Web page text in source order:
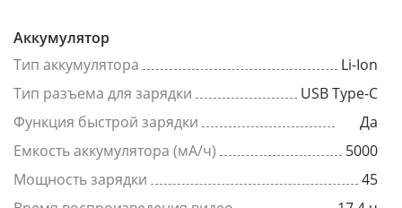
Аккумулятор
Тип аккумулятора
Li-Ion
Тип разъема для зарядки
USB Type-C
Функция быстрой зарядки
Да
Емкость аккумулятора (мА/ч)
5000
Мощность зарядки
45